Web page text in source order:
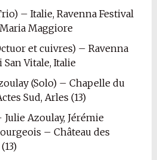
– Italie, Ravenna Festival
Maggiore
et cuivres) – Ravenna
Vitale, Italie
(Solo) – Chapelle du
Sud, Arles (13)
Azoulay, Jérémie
– Château des